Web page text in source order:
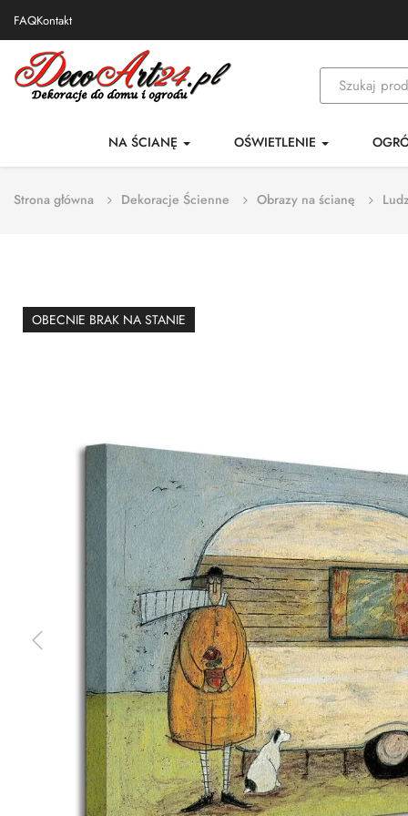
FAQKontakt
NA ŚCIANĘ OŚWIETLENIE
Strona główna Dekoracje Ścienne Obrazy na ścianę
OBECNIE BRAK NA STANIE